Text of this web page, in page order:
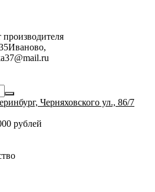
Иваново,
Черняховского ул., 86/7